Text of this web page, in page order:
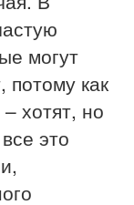
могут
потому как
хотят, но
это